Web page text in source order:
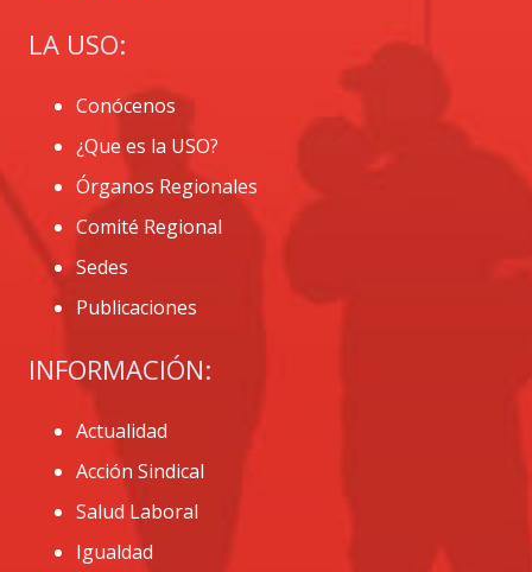
LA USO:
Conócenos
¿Que es la USO?
Órganos Regionales
Comité Regional
Sedes
Publicaciones
INFORMACIÓN:
Actualidad
Acción Sindical
Salud Laboral
Igualdad